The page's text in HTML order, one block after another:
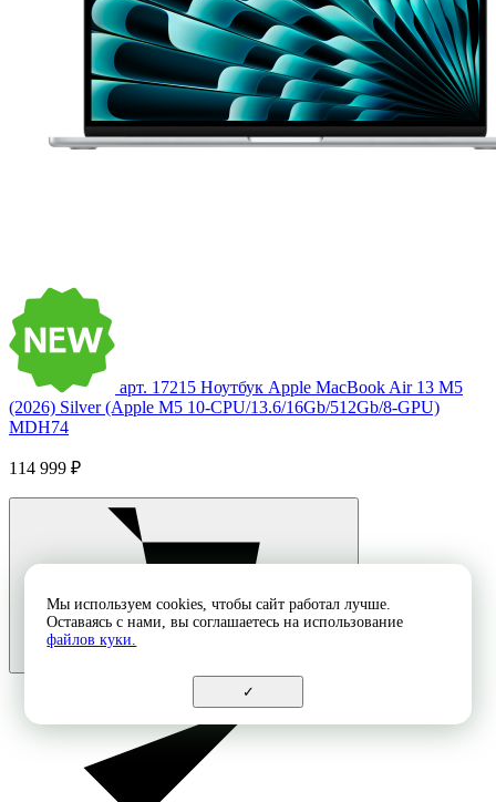
арт. 17215 Ноутбук Apple MacBook Air 13 M5
(2026) Silver (Apple M5 10-CPU/13.6/16Gb/512Gb/8-GPU)
MDH74
114 999 ₽
Мы используем cookies, чтобы сайт работал лучше.
Оставаясь с нами, вы соглашаетесь на использование
файлов куки.
✓